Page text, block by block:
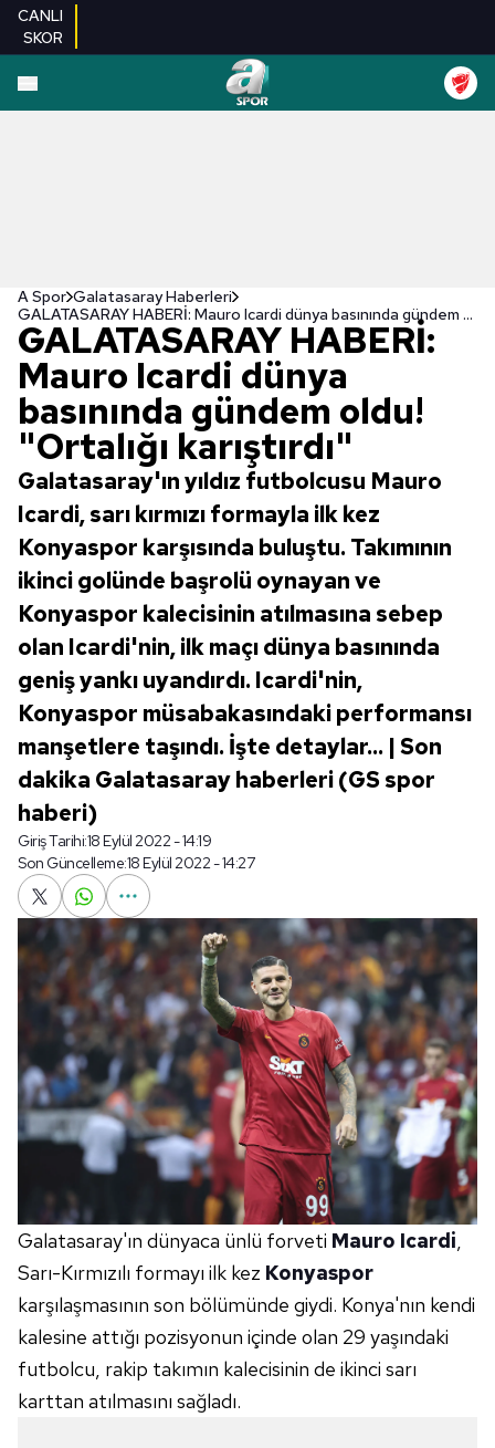
CANLI
SKOR
A Spor Galatasaray Haberleri
GALATASARAY HABERİ: Mauro Icardi dünya basınında gündem oldu! "Ortalığı karıştırdı"
GALATASARAY HABERİ:
Mauro Icardi dünya
basınında gündem oldu!
"Ortalığı karıştırdı"
Galatasaray'ın yıldız futbolcusu Mauro
Icardi, sarı kırmızı formayla ilk kez
Konyaspor karşısında buluştu. Takımının
ikinci golünde başrolü oynayan ve
Konyaspor kalecisinin atılmasına sebep
olan Icardi'nin, ilk maçı dünya basınında
geniş yankı uyandırdı. Icardi'nin,
Konyaspor müsabakasındaki performansı
manşetlere taşındı. İşte detaylar... | Son
dakika Galatasaray haberleri (GS spor
haberi)
Giriş Tarihi:18 Eylül 2022 - 14:19
Son Güncelleme:18 Eylül 2022 - 14:27
Galatasaray'ın dünyaca ünlü forveti Mauro Icardi,
Sarı-Kırmızılı formayı ilk kez Konyaspor
karşılaşmasının son bölümünde giydi. Konya'nın kendi
kalesine attığı pozisyonun içinde olan 29 yaşındaki
futbolcu, rakip takımın kalecisinin de ikinci sarı
karttan atılmasını sağladı.